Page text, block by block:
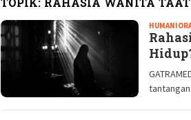
TOPIK: RAHASIA WANITA TAAT